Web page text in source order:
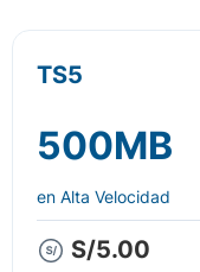
TS5
500MB
en Alta Velocidad
S/5.00